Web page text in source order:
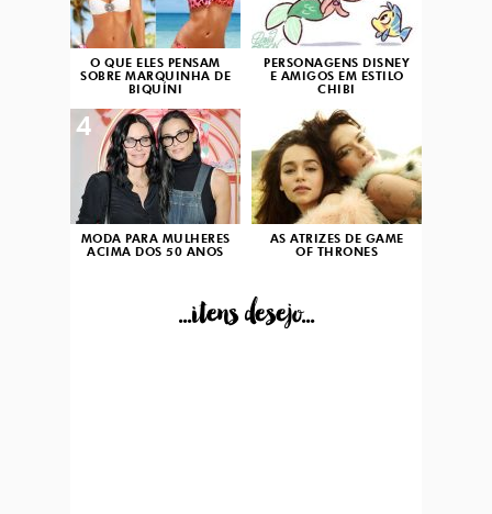
O QUE ELES PENSAM
SOBRE MARQUINHA DE
BIQUÍNI
PERSONAGENS DISNEY
E AMIGOS EM ESTILO
CHIBI
MODA PARA MULHERES
ACIMA DOS 50 ANOS
4
AS ATRIZES DE GAME
OF THRONES
...itens desejo...